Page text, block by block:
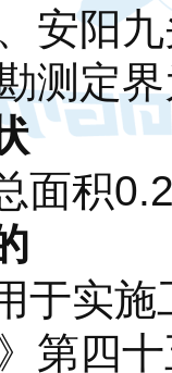
安阳
测定
面积
于实
第四